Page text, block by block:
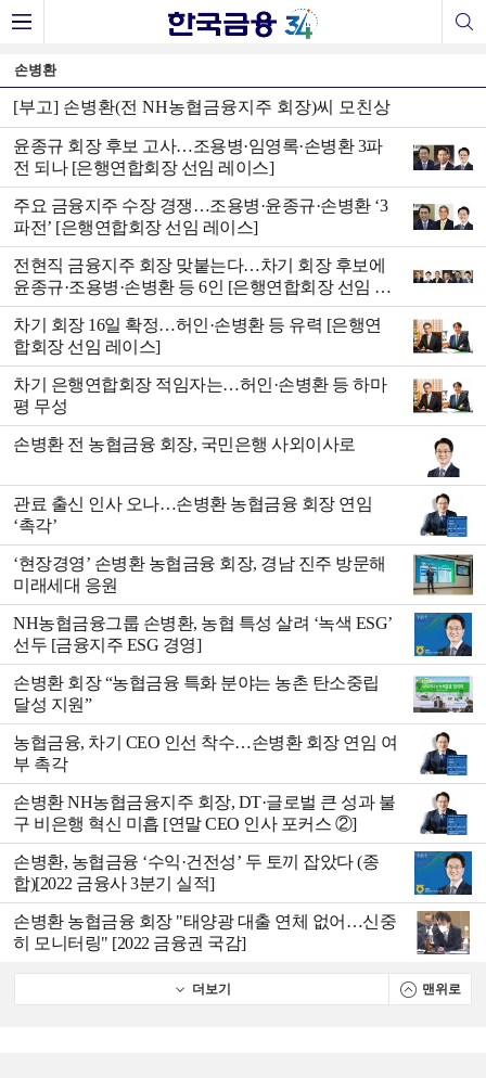
손병환
[부고] 손병환(전 NH농협금융지주 회장)씨 모친상
윤종규 회장 후보 고사…조용병·임영록·손병환 3파
전 되나 [은행연합회장 선임 레이스]
주요 금융지주 수장 경쟁…조용병·윤종규·손병환 ‘3
파전’ [은행연합회장 선임 레이스]
전현직 금융지주 회장 맞붙는다…차기 회장 후보에
윤종규·조용병·손병환 등 6인 [은행연합회장 선임 레
이스]
차기 회장 16일 확정…허인·손병환 등 유력 [은행연
합회장 선임 레이스]
차기 은행연합회장 적임자는…허인·손병환 등 하마
평 무성
손병환 전 농협금융 회장, 국민은행 사외이사로
관료 출신 인사 오나…손병환 농협금융 회장 연임
‘촉각’
‘현장경영’ 손병환 농협금융 회장, 경남 진주 방문해
미래세대 응원
NH농협금융그룹 손병환, 농협 특성 살려 ‘녹색 ESG’
선두 [금융지주 ESG 경영]
손병환 회장 “농협금융 특화 분야는 농촌 탄소중립
달성 지원”
농협금융, 차기 CEO 인선 착수…손병환 회장 연임 여
부 촉각
손병환 NH농협금융지주 회장, DT·글로벌 큰 성과 불
구 비은행 혁신 미흡 [연말 CEO 인사 포커스 ②]
손병환, 농협금융 ‘수익·건전성’ 두 토끼 잡았다 (종
합)[2022 금융사 3분기 실적]
손병환 농협금융 회장 "태양광 대출 연체 없어…신중
히 모니터링" [2022 금융권 국감]
더보기 맨위로